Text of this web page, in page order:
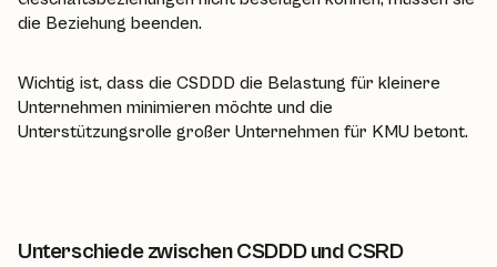
die Beziehung beenden.
Wichtig ist, dass die CSDDD die Belastung für kleinere
Unternehmen minimieren möchte und die
Unterstützungsrolle großer Unternehmen für KMU betont.
Unterschiede zwischen CSDDD und CSRD